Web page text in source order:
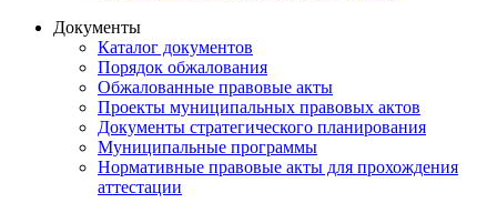
Документы
Каталог документов
Порядок обжалования
Обжалованные правовые акты
Проекты муниципальных правовых актов
Документы стратегического планирования
Муниципальные программы
Нормативные правовые акты для прохождения
аттестации